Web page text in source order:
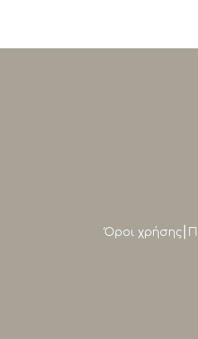
Όροι χρήσης